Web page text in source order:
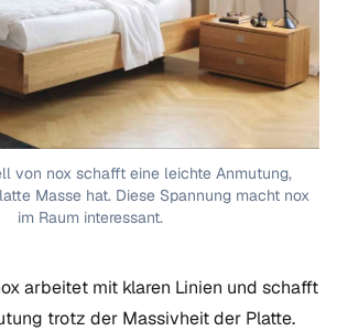
von nox schafft eine leichte Anmutung,
Masse hat. Diese Spannung macht nox
im Raum interessant.
arbeitet mit klaren Linien und schafft
trotz der Massivheit der Platte.